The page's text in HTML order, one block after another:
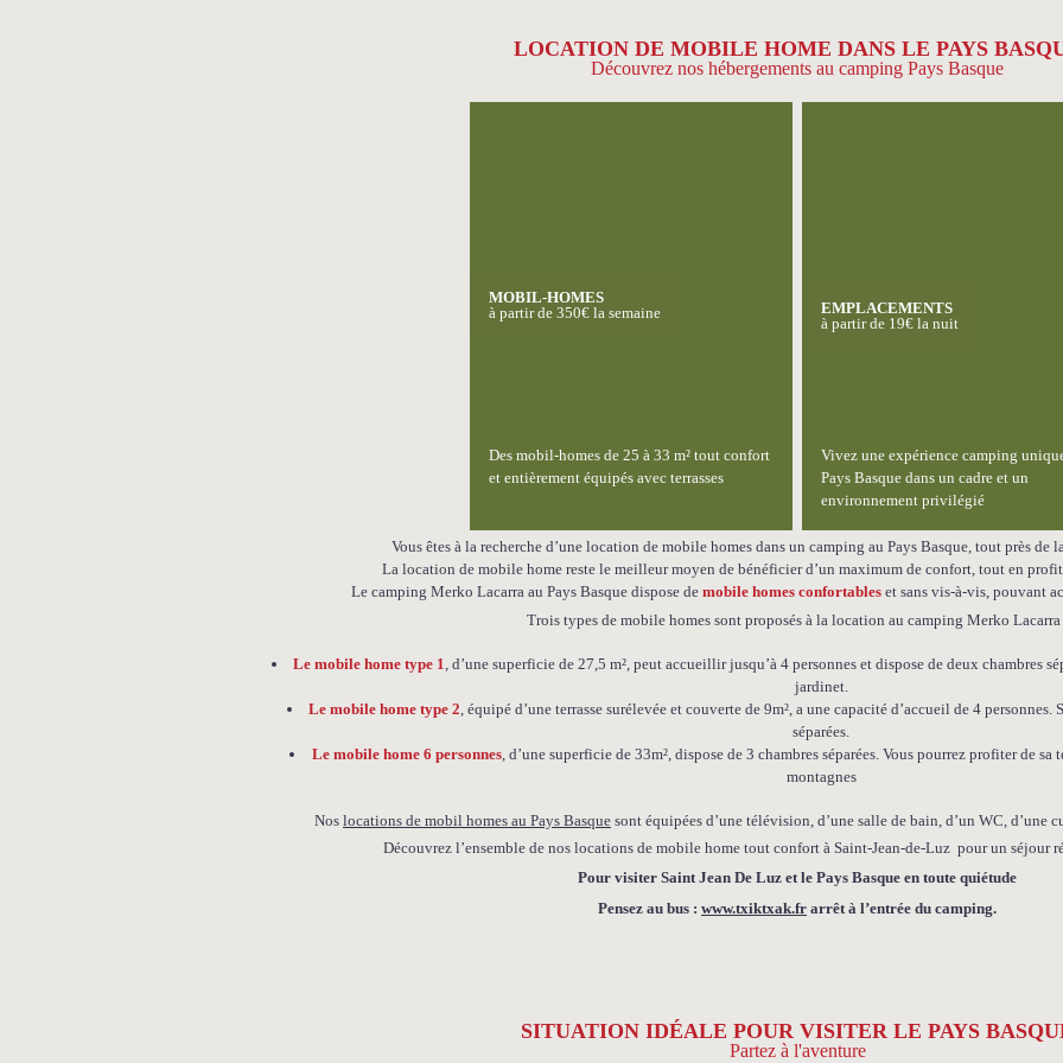
LOCATION DE MOBILE HOME DANS LE PAYS
Découvrez nos hébergements au camping Pays Basque
MOBIL-HOMES
à partir de 350€ la semaine
Des mobil-homes de 25 à 33 m² tout confort
et entièrement équipés avec terrasses
EMPLACEMENTS
à partir de 19€ la nuit
Vivez une expérience camping
Pays Basque dans un cadre et un
environnement privilégié
Vous êtes à la recherche d’une location de mobile homes dans un camping au Pays Basque, tout près de
La location de mobile home reste le meilleur moyen de bénéficier d’un maximum de confort, tout en
Le camping Merko Lacarra au Pays Basque dispose de mobile homes confortableset sans vis-à-vis, pouvant
Trois types de mobile homes sont proposés à la location au camping Merko Lacarra
Le mobile home type 1 , d’une superficie de 27,5 m², peut accueillir jusqu’à 4 personnes et dispose de deux chambres
jardinet.
Le mobile home type 2 , équipé d’une terrasse surélevée et couverte de 9m², a une capacité d’accueil de 4
séparées.
Le mobile home 6 personnes, d’une superficie de 33m², dispose de 3 chambres séparées. Vous pourrez profiter de
montagnes
Nos locations de mobil homes au Pays Basque sont équipées d’une télévision, d’une salle de bain, d’un WC, d’une
Découvrez l’ensemble de nos locations de mobile home tout confort à Saint-Jean-de-Luz pour un séjour
Pour visiter Saint Jean De Luz et le Pays Basque en toute quiétude
Pensez au bus : www.txiktxak.fr arrêt à l’entrée du camping.
SITUATION IDÉALE POUR VISITER LE PAYS
Partez à l'aventure